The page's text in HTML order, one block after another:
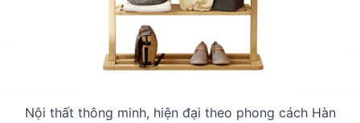
Nội thất thông minh, hiện đại theo phong cách Hàn